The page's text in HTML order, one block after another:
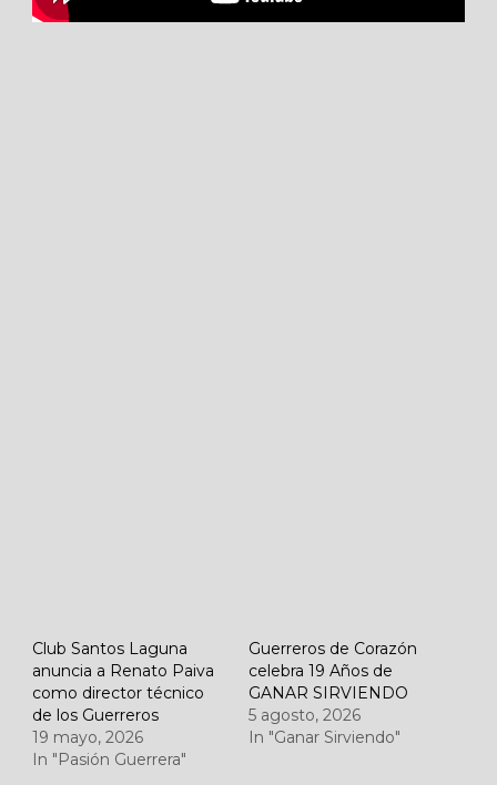
Club Santos Laguna
anuncia a Renato Paiva
como director técnico
de los Guerreros
19 mayo, 2026
In "Pasión Guerrera"
Guerreros de Corazón
celebra 19 Años de
GANAR SIRVIENDO
5 agosto, 2026
In "Ganar Sirviendo"